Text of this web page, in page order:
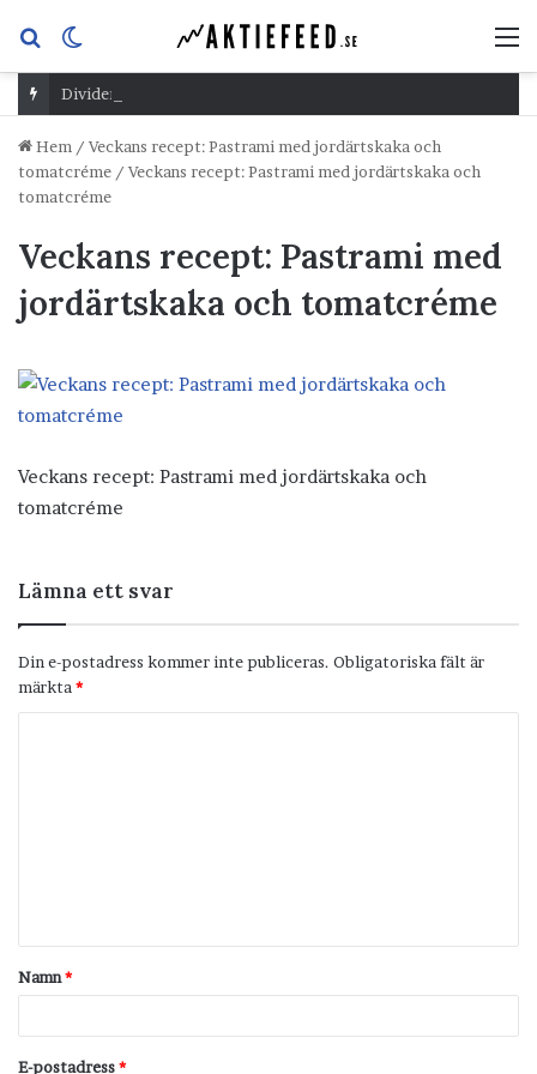
Sök
efterskin
Dividend Overshoot Day
Hem / Veckans recept: Pastrami med jordärtskaka och
tomatcréme / Veckans recept: Pastrami med jordärtskaka och
tomatcréme
Veckans recept: Pastrami med
jordärtskaka och tomatcréme
Veckans recept: Pastrami med jordärtskaka och
tomatcréme
Lämna ett svar
Din e-postadress kommer inte publiceras. Obligatoriska fält är
märkta *
t
a
Namn*
E-postadress*